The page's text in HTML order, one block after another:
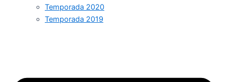
Temporada 2020
Temporada 2019